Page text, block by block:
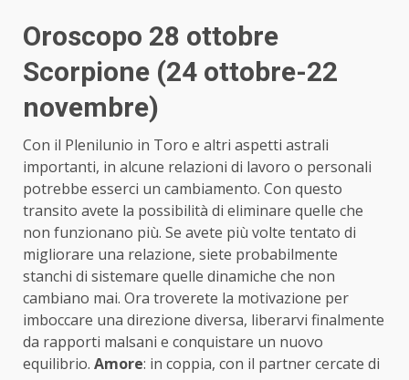
Oroscopo 28 ottobre
Scorpione (24 ottobre-22
novembre)
Con il Plenilunio in Toro e altri aspetti astrali
importanti, in alcune relazioni di lavoro o personali
potrebbe esserci un cambiamento. Con questo
transito avete la possibilità di eliminare quelle che
non funzionano più. Se avete più volte tentato di
migliorare una relazione, siete probabilmente
stanchi di sistemare quelle dinamiche che non
cambiano mai. Ora troverete la motivazione per
imboccare una direzione diversa, liberarvi finalmente
da rapporti malsani e conquistare un nuovo
equilibrio. Amore: in coppia, con il partner cercate di